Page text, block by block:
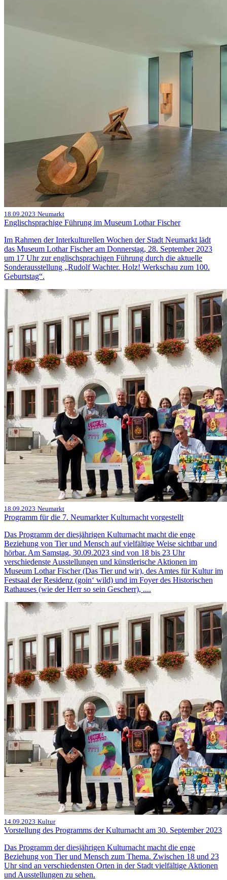
18.09.2023 Neumarkt
Englischsprachige Führung im Museum Lothar Fischer
Im Rahmen der Interkulturellen Wochen der Stadt Neumarkt lädt
das Museum Lothar Fischer am Donnerstag, 28. September 2023
um 17 Uhr zur englischsprachigen Führung durch die aktuelle
Sonderausstellung „Rudolf Wachter. Holz! Werkschau zum 100.
Geburtstag“.
18.09.2023 Neumarkt
Programm für die 7. Neumarkter Kulturnacht vorgestellt
Das Programm der diesjährigen Kulturnacht macht die enge
Beziehung von Tier und Mensch auf vielfältige Weise sichtbar und
hörbar. Am Samstag, 30.09.2023 sind von 18 bis 23 Uhr
verschiedenste Ausstellungen und künstlerische Aktionen im
Museum Lothar Fischer (Das Tier und wir), des Amtes für Kultur im
Festsaal der Residenz (goin‘ wild) und im Foyer des Historischen
Rathauses (wie der Herr so sein Gescherr), ....
14.09.2023 Kultur
Vorstellung des Programms der Kulturnacht am 30. September 2023
Das Programm der diesjährigen Kulturnacht macht die enge
Beziehung von Tier und Mensch zum Thema. Zwischen 18 und 23
Uhr sind an verschiedensten Orten in der Stadt vielfältige Aktionen
und Ausstellungen zu sehen.